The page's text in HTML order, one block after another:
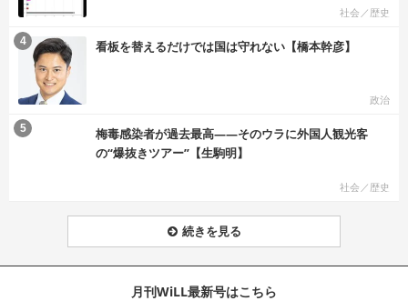
社会／歴史
看板を替えるだけでは国は守れない【橋本幹彦】
政治
4
梅毒感染者が過去最高――そのウラに外国人観光客
の“爆抜きツアー”【生駒明】
社会／歴史
5
続きを見る
月刊WiLL最新号はこちら